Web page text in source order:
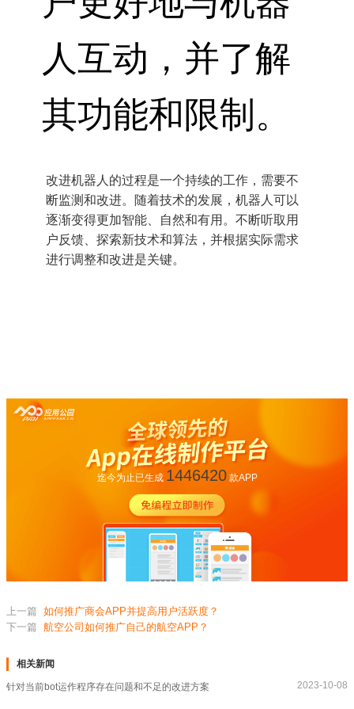
人互动，并了解
其功能和限制。
改进机器人的过程是一个持续的工作，需要不
断监测和改进。随着技术的发展，机器人可以
逐渐变得更加智能、自然和有用。不断听取用
户反馈、探索新技术和算法，并根据实际需求
进行调整和改进是关键。
迄今为止已生成 1446420款APP
上一篇 如何推广商会APP并提高用户活跃度？
下一篇 航空公司如何推广自己的航空APP？
相关新闻
针对当前bot运作程序存在问题和不足的改进方案 2023-10-08